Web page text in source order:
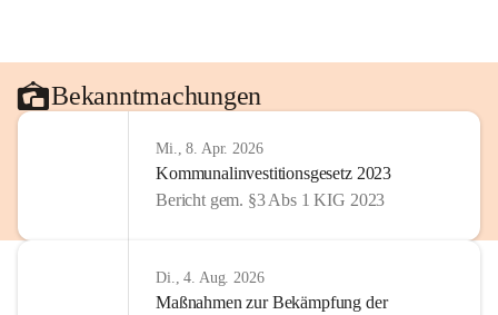
Bekanntmachungen
Mi., 8. Apr. 2026
Kommunalinvestitionsgesetz 2023
Bericht gem. §3 Abs 1 KIG 2023
Di., 4. Aug. 2026
Maßnahmen zur Bekämpfung der